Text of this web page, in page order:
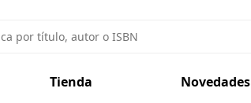
Tienda Novedades